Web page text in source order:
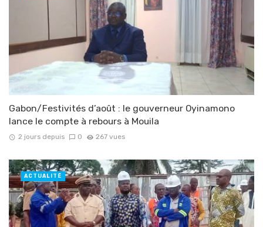
Gabon/Festivités d’août : le gouverneur Oyinamono
lance le compte à rebours à Mouila
2 jours depuis 0 267 vues
ACTUALITÉ